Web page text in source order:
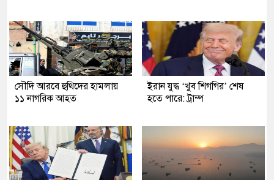
সৌদি আরবে হুথিদের হামলায়
১১ নাগরিক আহত
ইরান যুদ্ধ ‘খুব শিগগির’ শেষ
হতে পারে: ট্রাম্প